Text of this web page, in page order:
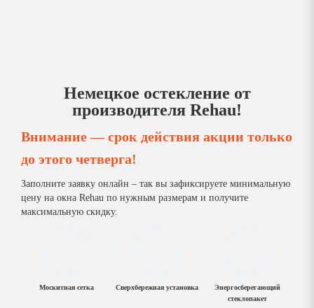
Немецкое остекление от
производителя Rehau!
Внимание — срок действия акции только
до этого четверга!
Заполните заявку онлайн – так вы зафиксируете минимальную
цену на окна Rehau по нужным размерам и получите
максимальную скидку.
Москитная сетка Сверхбережная установка
Энергосберегающий
стеклопакет